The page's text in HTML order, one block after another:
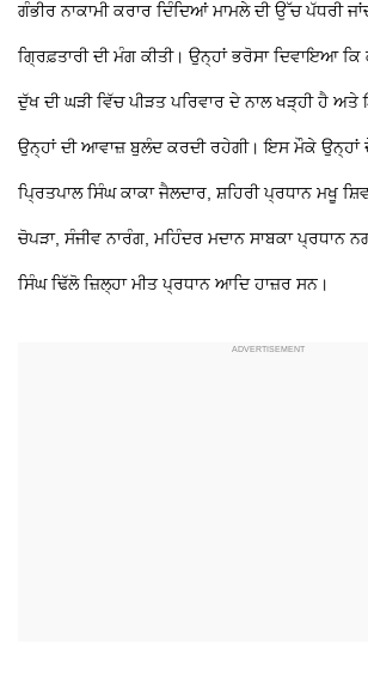
ਗੰਭੀਰ ਨਾਕਾਮੀ ਕਰਾਰ ਦਿੰਦਿਆਂ ਮਾਮਲੇ ਦੀ ਉੱਚ ਪੱਧਰੀ
ਗ੍ਰਿਫ਼ਤਾਰੀ ਦੀ ਮੰਗ ਕੀਤੀ। ਉਨ੍ਹਾਂ ਭਰੋਸਾ ਦਿਵਾਇਆ
ਦੁੱਖ ਦੀ ਘੜੀ ਵਿੱਚ ਪੀੜਤ ਪਰਿਵਾਰ ਦੇ ਨਾਲ ਖੜ੍ਹੀ ਹੈ
ਉਨ੍ਹਾਂ ਦੀ ਆਵਾਜ਼ ਬੁਲੰਦ ਕਰਦੀ ਰਹੇਗੀ। ਇਸ ਮੌਕੇ ਉਨ੍ਹਾਂ
ਪ੍ਰਿਤਪਾਲ ਸਿੰਘ ਕਾਕਾ ਜੈਲਦਾਰ, ਸ਼ਹਿਰੀ ਪ੍ਰਧਾਨ ਮਖੂ
ਚੋਪੜਾ, ਸੰਜੀਵ ਨਾਰੰਗ, ਮਹਿੰਦਰ ਮਦਾਨ ਸਾਬਕਾ ਪ੍ਰਧਾਨ
ਸਿੰਘ ਢਿੱਲੋ ਜ਼ਿਲ੍ਹਾ ਮੀਤ ਪ੍ਰਧਾਨ ਆਦਿ ਹਾਜ਼ਰ ਸਨ।